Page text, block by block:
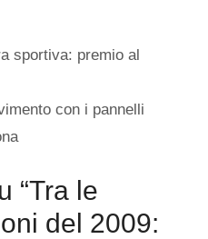
sportiva: premio al
con i pannelli
“Tra le
del 2009: